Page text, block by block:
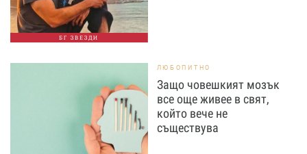
БГ ЗВЕЗДИ
ЛЮБОПИТНО
Защо човешкият мозък
все още живее в свят,
който вече не
съществува